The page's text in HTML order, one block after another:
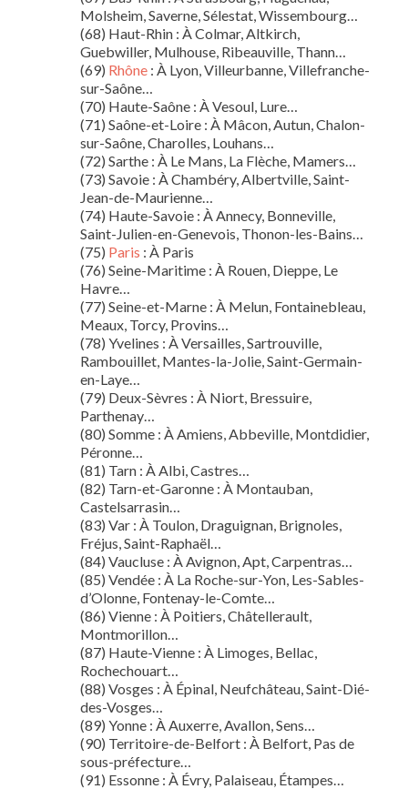
Molsheim, Saverne, Sélestat, Wissembourg…
(68) Haut-Rhin : À Colmar, Altkirch,
Guebwiller, Mulhouse, Ribeauville, Thann…
(69) Rhône : À Lyon, Villeurbanne, Villefranche-
sur-Saône…
(70) Haute-Saône : À Vesoul, Lure…
(71) Saône-et-Loire : À Mâcon, Autun, Chalon-
sur-Saône, Charolles, Louhans…
(72) Sarthe : À Le Mans, La Flèche, Mamers…
(73) Savoie : À Chambéry, Albertville, Saint-
Jean-de-Maurienne…
(74) Haute-Savoie : À Annecy, Bonneville,
Saint-Julien-en-Genevois, Thonon-les-Bains…
(75) Paris : À Paris
(76) Seine-Maritime : À Rouen, Dieppe, Le
Havre…
(77) Seine-et-Marne : À Melun, Fontainebleau,
Meaux, Torcy, Provins…
(78) Yvelines : À Versailles, Sartrouville,
Rambouillet, Mantes-la-Jolie, Saint-Germain-
en-Laye…
(79) Deux-Sèvres : À Niort, Bressuire,
Parthenay…
(80) Somme : À Amiens, Abbeville, Montdidier,
Péronne…
(81) Tarn : À Albi, Castres…
(82) Tarn-et-Garonne : À Montauban,
Castelsarrasin…
(83) Var : À Toulon, Draguignan, Brignoles,
Fréjus, Saint-Raphaël…
(84) Vaucluse : À Avignon, Apt, Carpentras…
(85) Vendée : À La Roche-sur-Yon, Les-Sables-
d’Olonne, Fontenay-le-Comte…
(86) Vienne : À Poitiers, Châtellerault,
Montmorillon…
(87) Haute-Vienne : À Limoges, Bellac,
Rochechouart…
(88) Vosges : À Épinal, Neufchâteau, Saint-Dié-
des-Vosges…
(89) Yonne : À Auxerre, Avallon, Sens…
(90) Territoire-de-Belfort : À Belfort, Pas de
sous-préfecture…
(91) Essonne : À Évry, Palaiseau, Étampes…